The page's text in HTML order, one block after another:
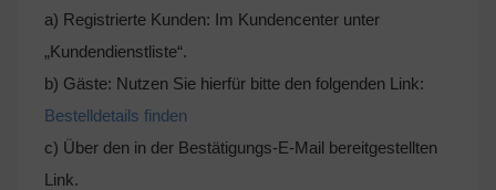
a) Registrierte Kunden: Im Kundencenter unter
„Kundendienstliste“.
b) Gäste: Nutzen Sie hierfür bitte den folgenden Link:
Bestelldetails finden
c) Über den in der Bestätigungs-E-Mail bereitgestellten
Link.